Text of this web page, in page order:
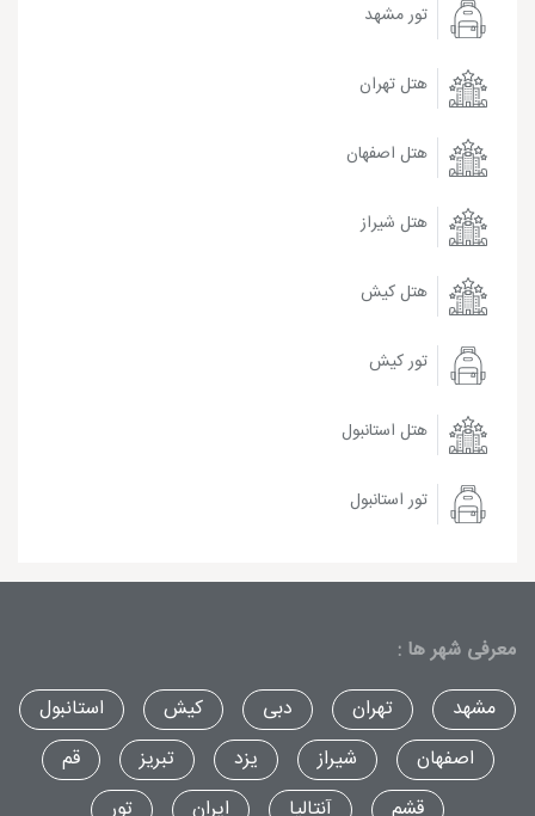
تور مشهد
هتل تهران
هتل اصفهان
هتل شیراز
هتل کیش
تور کیش
هتل استانبول
تور استانبول
معرفی شهر ها :
مشهد
تهران دبی کیش
استانبول
اصفهان
شیراز یزد تبریز
قم
قشم
آنتالیا ایران تور